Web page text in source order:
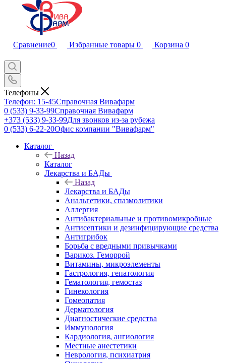
Сравнение0 Избранные товары 0 Корзина 0
Телефоны
Телефон: 15-45Справочная Вивафарм
0 (533) 9-33-99Справочная Вивафарм
+373 (533) 9-33-99Для звонков из-за рубежа
0 (533) 6-22-20Офис компании "Вивафарм"
Каталог
Назад
Каталог
Лекарства и БАДы
Назад
Лекарства и БАДы
Анальгетики, спазмолитики
Аллергия
Антибактериальные и противомикробные
Антисептики и дезинфицирующие средства
Антигрибок
Борьба с вредными привычками
Варикоз. Геморрой
Витамины, микроэлементы
Гастрология, гепатология
Гематология, гемостаз
Гинекология
Гомеопатия
Дерматология
Диагностические средства
Иммунология
Кардиология, ангиология
Местные анестетики
Неврология, психиатрия